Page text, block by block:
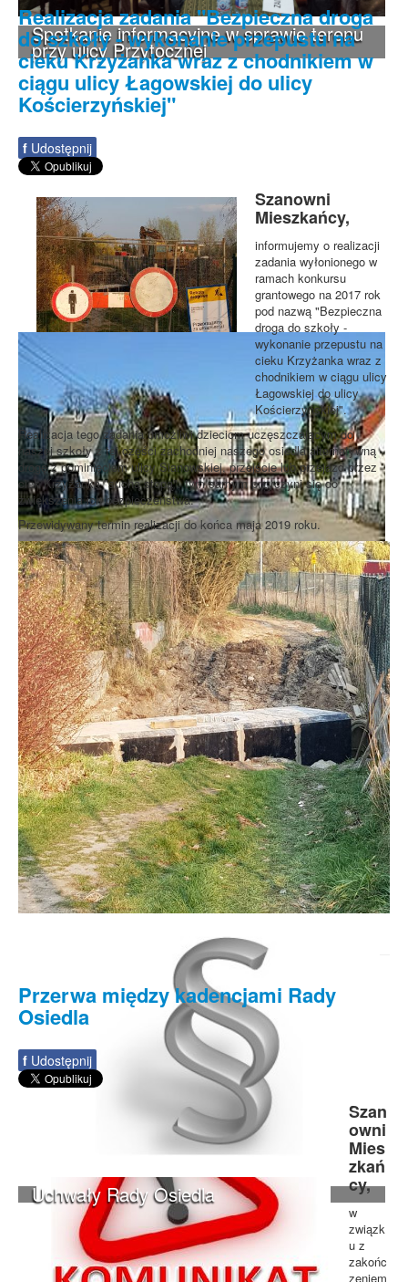
Spotkanie informacyjne w sprawie terenu
przy ulicy Przytocznej
Koncepcja przebudowy ulic Leśnowolskiej
i Łagowskiej
Uchwały Rady Osiedla
Realizacja zadania "Bezpieczna droga
do szkoły - wykonanie przepustu na
cieku Krzyżanka wraz z chodnikiem w
ciągu ulicy Łagowskiej do ulicy
Kościerzyńskiej"
f Udostępnij
Szanowni
Mieszkańcy,
informujemy o realizacji
zadania wyłonionego w
ramach konkursu
grantowego na 2017 rok
pod nazwą "Bezpieczna
droga do szkoły -
wykonanie przepustu na
cieku Krzyżanka wraz z
chodnikiem w ciągu ulicy
Łagowskiej do ulicy
Kościerzyńskiej".
Realizacja tego zadania umożliwi dzieciom uczęszczającym do
naszej szkoły z tej części zachodniej naszego osiedla alternatywną
drogę z pominięciem ulicy Sianowskiej, przejście lub przejazd przez
ciek Krzyżanka "suchą stopą", tym samym przyczyni się do
zwiększenia ich bezpieczeństwa.
Przewidywany termin realizacji do końca maja 2019 roku.
Przerwa między kadencjami Rady
Osiedla
f Udostępnij
Szan
owni
Mies
zkań
cy,
w
związk
u z
zakońc
zeniem